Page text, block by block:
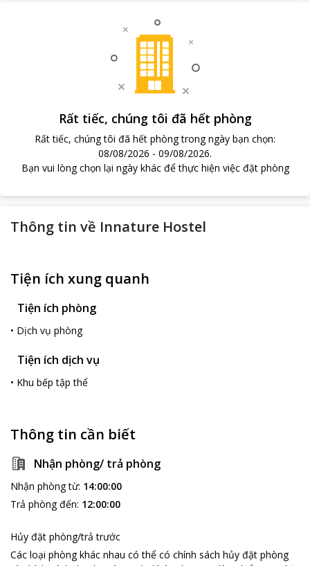
Rất tiếc, chúng tôi đã hết phòng
Rất tiếc, chúng tôi đã hết phòng trong ngày bạn chọn:
08/08/2026 - 09/08/2026.
Bạn vui lòng chọn lại ngày khác để thực hiện việc đặt phòng
Thông tin về Innature Hostel
Tiện ích xung quanh
Tiện ích phòng
• Dịch vụ phòng
Tiện ích dịch vụ
• Khu bếp tập thể
Thông tin cần biết
Nhận phòng/ trả phòng
Nhận phòng từ: 14:00:00
Trả phòng đến: 12:00:00
Hủy đặt phòng/trả trước
Các loại phòng khác nhau có thể có chính sách hủy đặt phòng